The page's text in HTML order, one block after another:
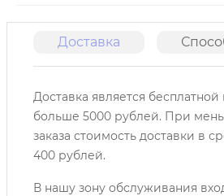
Доставка
Доставка является
больше 5000 рублей. При
заказа стоимость доставки в
400 рублей.
В нашу зону обслуживания